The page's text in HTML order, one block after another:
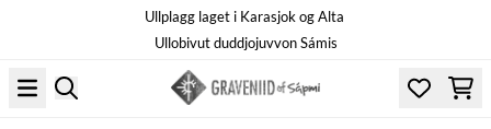
Ullplagg laget i Karasjok og Alta
Ullobivut duddjojuvvon Sámis